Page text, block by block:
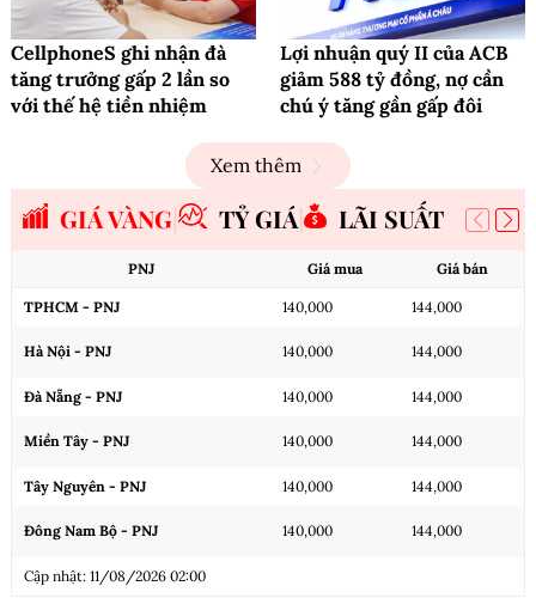
CellphoneS ghi nhận đà
tăng trưởng gấp 2 lần so
với thế hệ tiền nhiệm
Lợi nhuận quý II của ACB
giảm 588 tỷ đồng, nợ cần
chú ý tăng gần gấp đôi
Xem thêm
GIÁ VÀNG TỶ GIÁ LÃI SUẤT
PNJ Giá mua Giá bán
TPHCM - PNJ 140,000 144,000
Hà Nội - PNJ 140,000 144,000
Đà Nẵng - PNJ 140,000 144,000
Miền Tây - PNJ 140,000 144,000
Tây Nguyên - PNJ 140,000 144,000
Đông Nam Bộ - PNJ 140,000 144,000
Cập nhật: 11/08/2026 02:00